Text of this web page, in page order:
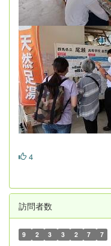
4
訪問者数
9 2 3 3 2 7 7